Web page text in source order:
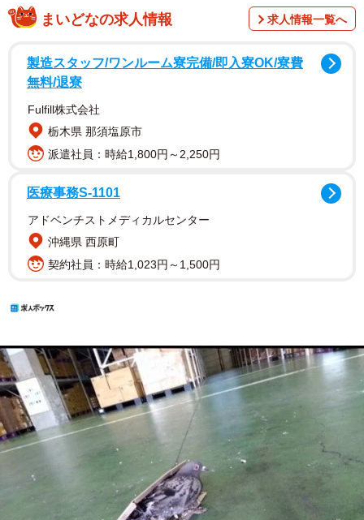
まいどなの求人情報 求人情報一覧へ
製造スタッフ/ワンルーム寮完備/即入寮OK/寮費
無料/退寮
Fulfill株式会社
栃木県 那須塩原市
派遣社員：時給1,800円～2,250円
医療事務S-1101
アドベンチストメディカルセンター
沖縄県 西原町
契約社員：時給1,023円～1,500円